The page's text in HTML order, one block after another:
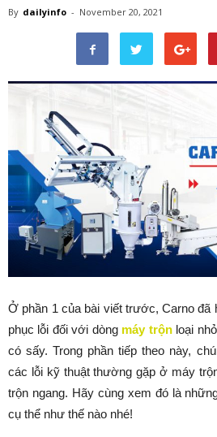
By dailyinfo - November 20, 2021
Ở phần 1 của bài viết trước, Carno đã
phục lỗi đối với dòng máy trộnloại
có sấy. Trong phần tiếp theo này,
các lỗi kỹ thuật thường gặp ở máy
trộn ngang. Hãy cùng xem đó là
cụ thể như thế nào nhé!